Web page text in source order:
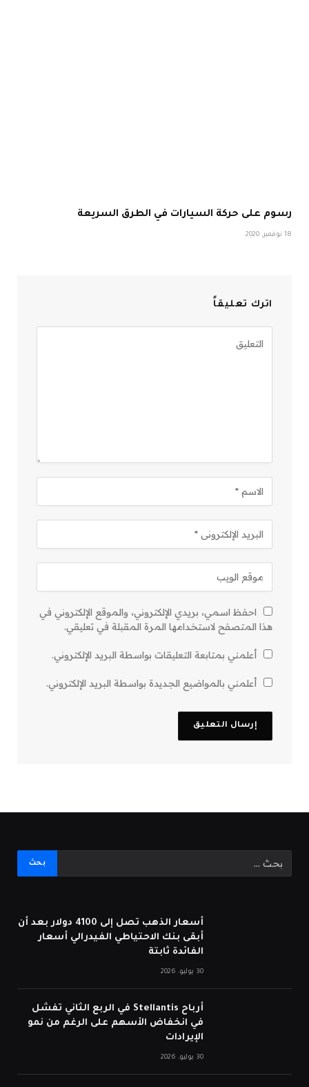
رسوم على حركة السيارات في الطرق السريعة
18 نوفمبر، 2020
اترك تعليقاً
احفظ اسمي، بريدي الإلكتروني، والموقع الإلكتروني في
هذا المتصفح لاستخدامها المرة المقبلة في تعليقي.
أعلمني بمتابعة التعليقات بواسطة البريد الإلكتروني.
أعلمني بالمواضيع الجديدة بواسطة البريد الإلكتروني.
أسعار الذهب تصل إلى 4100 دولار بعد أن
أبقى بنك الاحتياطي الفيدرالي أسعار
الفائدة ثابتة
30 يوليو، 2026
أرباح Stellantis في الربع الثاني تفشل
في انخفاض الأسهم على الرغم من نمو
الإيرادات
30 يوليو، 2026